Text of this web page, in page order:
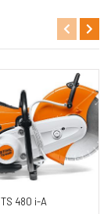
TS 480 i-A